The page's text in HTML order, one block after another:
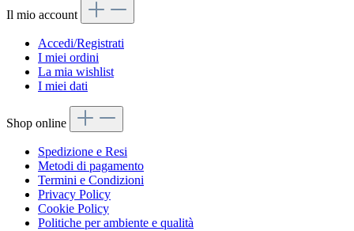
Il mio account
Accedi/Registrati
I miei ordini
La mia wishlist
I miei dati
Shop online
Spedizione e Resi
Metodi di pagamento
Termini e Condizioni
Privacy Policy
Cookie Policy
Politiche per ambiente e qualità